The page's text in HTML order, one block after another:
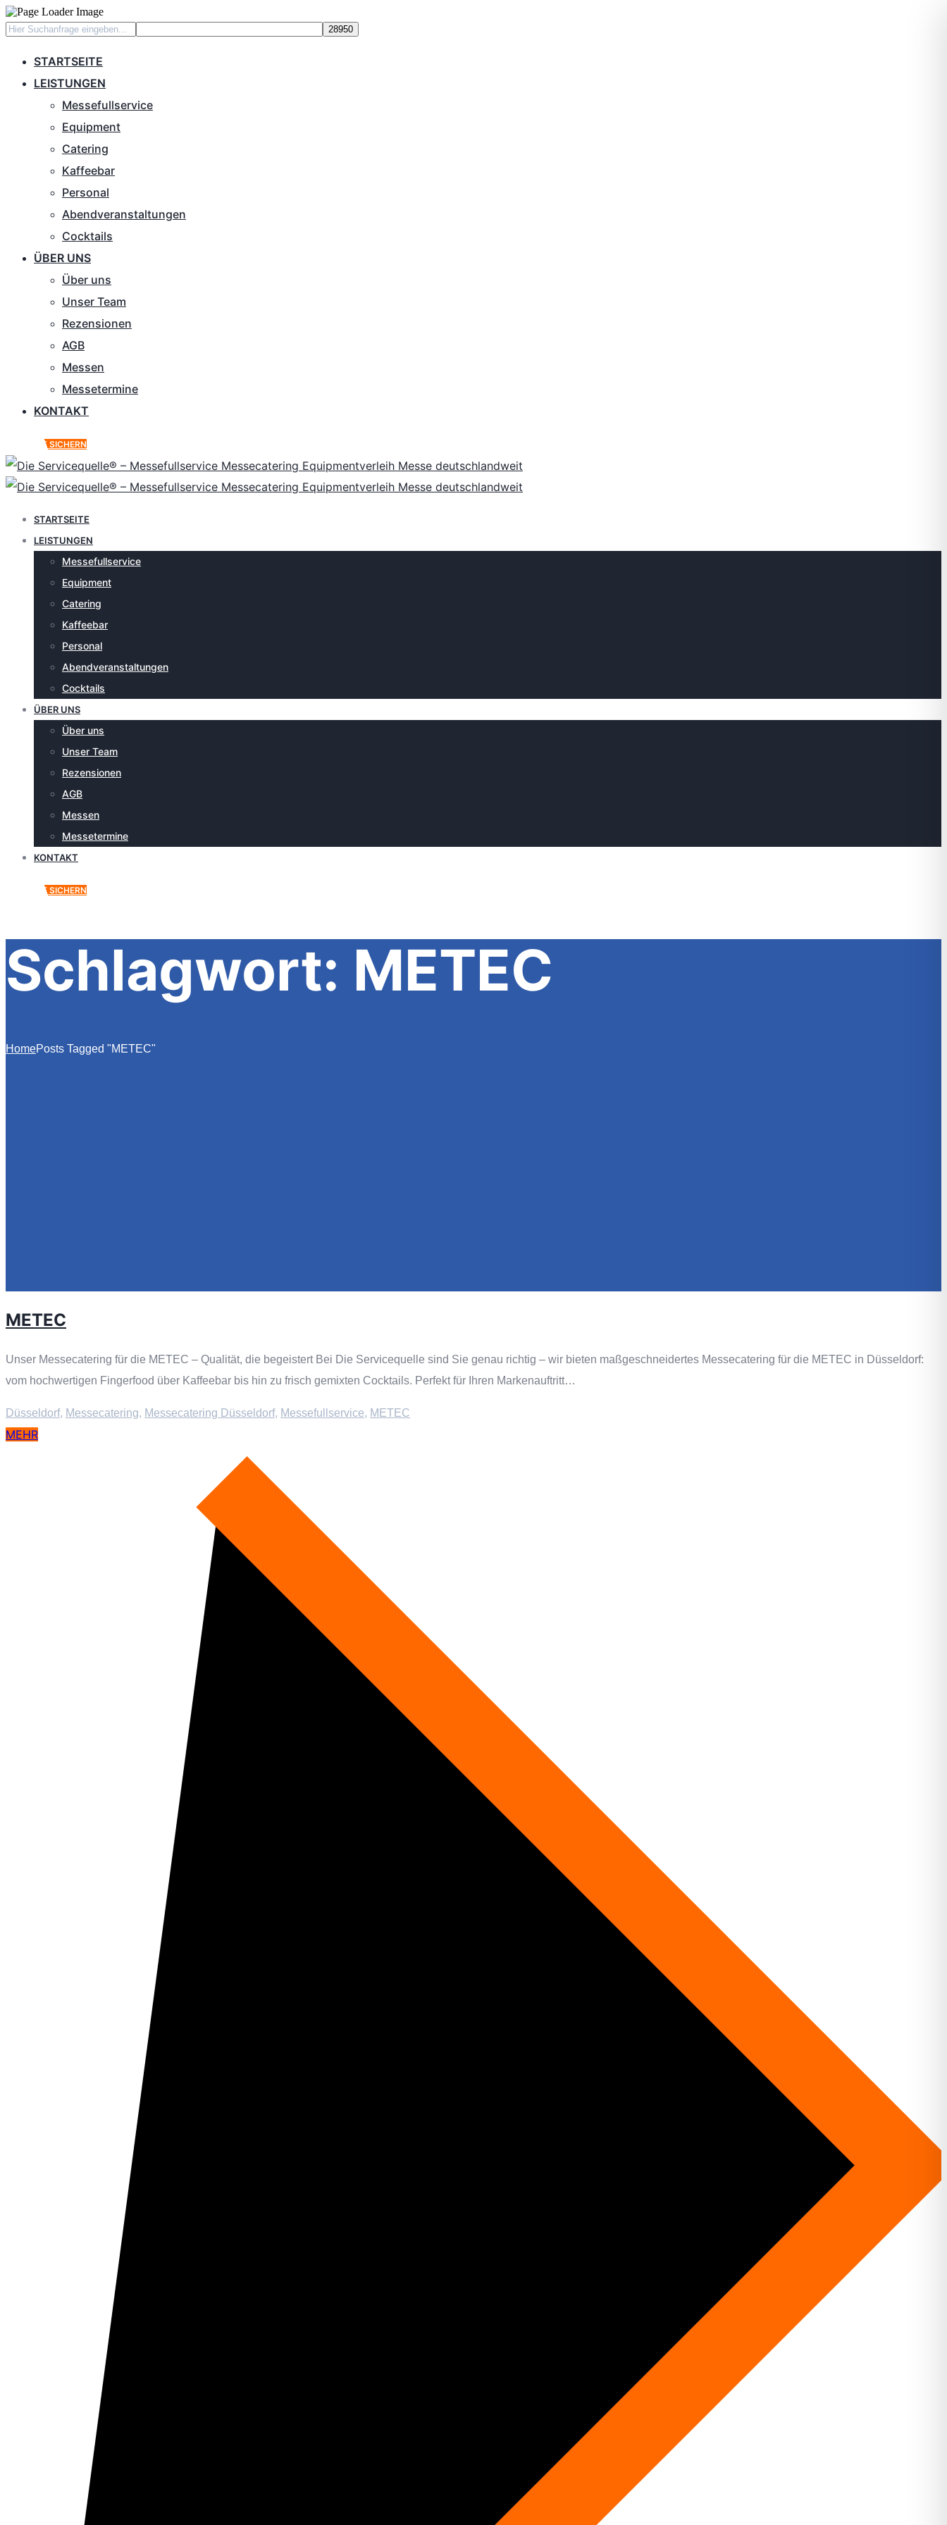
STARTSEITE
LEISTUNGEN
Messefullservice
Equipment
Catering
Kaffeebar
Personal
Abendveranstaltungen
Cocktails
ÜBER UNS
Über uns
Unser Team
Rezensionen
AGB
Messen
Messetermine
KONTAKT
ANGEBOT SICHERN
STARTSEITE
LEISTUNGEN
Messefullservice
Equipment
Catering
Kaffeebar
Personal
Abendveranstaltungen
Cocktails
ÜBER UNS
Über uns
Unser Team
Rezensionen
AGB
Messen
Messetermine
KONTAKT
ANGEBOT SICHERN
Schlagwort: METEC
HomePosts Tagged "METEC"
METEC
Unser Messecatering für die METEC – Qualität, die begeistert Bei Die Servicequelle sind Sie genau richtig – wir bieten maßgeschneidertes Messecatering für die METEC in Düsseldorf:
vom hochwertigen Fingerfood über Kaffeebar bis hin zu frisch gemixten Cocktails. Perfekt für Ihren Markenauftritt…
Düsseldorf, Messecatering, Messecatering Düsseldorf, Messefullservice, METEC
MEHR